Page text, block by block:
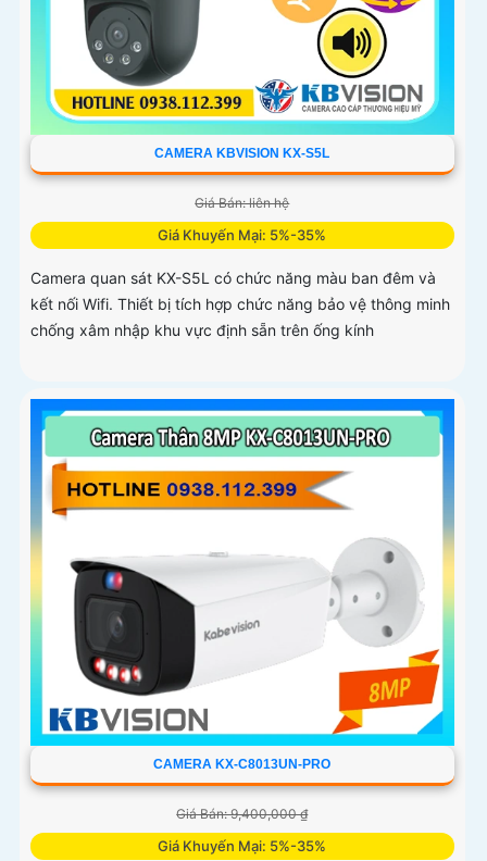
CAMERA KBVISION KX-S5L
Giá Bán: liên hệ
Giá Khuyến Mại: 5%-35%
Camera quan sát KX-S5L có chức năng màu ban đêm và
kết nối Wifi. Thiết bị tích hợp chức năng bảo vệ thông minh
chống xâm nhập khu vực định sẵn trên ống kính
CAMERA KX-C8013UN-PRO
Giá Bán: 9,400,000 ₫
Giá Khuyến Mại: 5%-35%